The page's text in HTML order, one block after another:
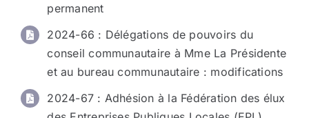
permanent
2024-66 : Délégations de pouvoirs du
conseil communautaire à Mme La Présidente
et au bureau communautaire : modifications
2024-67 : Adhésion à la Fédération des élux